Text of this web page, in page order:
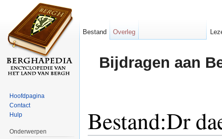
Bijdragen aan
Bestand:Dr
Bestand Overleg
Hoofdpagina
Contact
Hulp
Onderwerpen